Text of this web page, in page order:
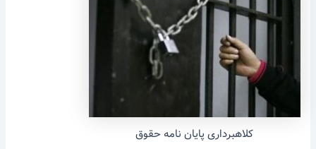
کلاهبرداری پایان نامه حقوق